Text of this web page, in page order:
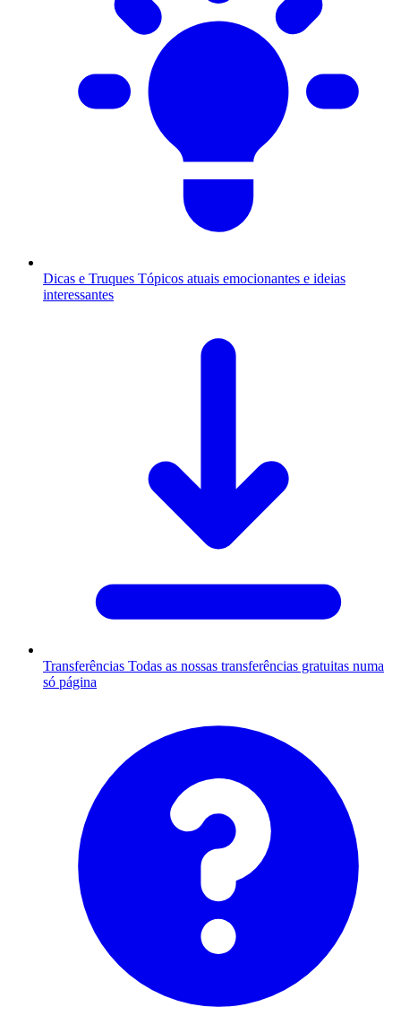
Dicas e Truques Tópicos atuais emocionantes e ideias
interessantes
Transferências Todas as nossas transferências gratuitas numa
só página